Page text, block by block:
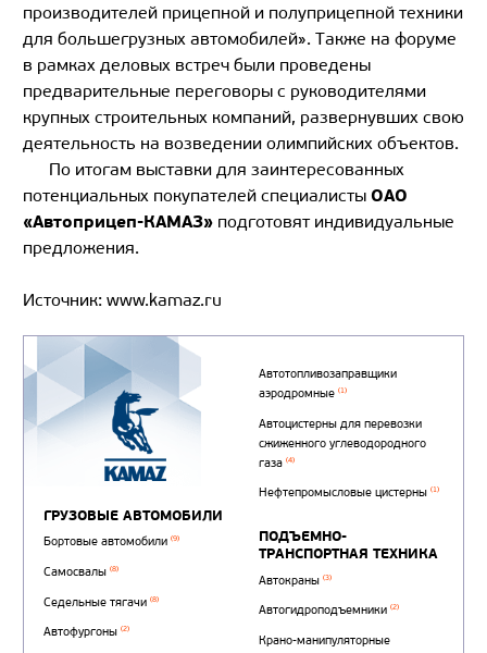
производителей прицепной и полуприцепной техники
для большегрузных автомобилей». Также на форуме
в рамках деловых встреч были проведены
предварительные переговоры с руководителями
крупных строительных компаний, развернувших свою
деятельность на возведении олимпийских объектов.
По итогам выставки для заинтересованных
потенциальных покупателей специалисты ОАО
«Автоприцеп-КАМАЗ» подготовят индивидуальные
предложения.
Источник: www.kamaz.ru